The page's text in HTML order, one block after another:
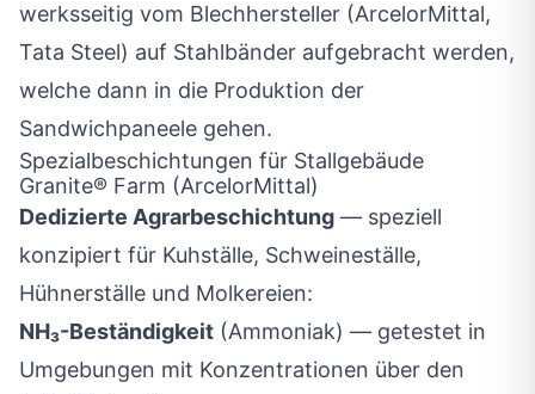
werksseitig vom Blechhersteller (ArcelorMittal,
Tata Steel) auf Stahlbänder aufgebracht werden,
welche dann in die Produktion der
Sandwichpaneele gehen.
Spezialbeschichtungen für Stallgebäude
Granite® Farm (ArcelorMittal)
Dedizierte Agrarbeschichtung — speziell
konzipiert für Kuhställe, Schweineställe,
Hühnerställe und Molkereien:
NH₃-Beständigkeit (Ammoniak) — getestet in
Umgebungen mit Konzentrationen über den